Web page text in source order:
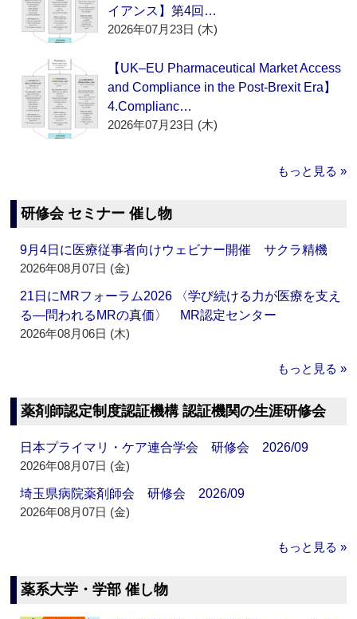
イアンス】第4回…
2026年07月23日 (木)
【UK–EU Pharmaceutical Market Access
and Compliance in the Post-Brexit Era】
4.Complianc…
2026年07月23日 (木)
もっと見る »
研修会 セミナー 催し物
9月4日に医療従事者向けウェビナー開催 サクラ精機
2026年08月07日 (金)
21日にMRフォーラム2026 〈学び続ける力が医療を支え
る―問われるMRの真価〉 MR認定センター
2026年08月06日 (木)
もっと見る »
薬剤師認定制度認証機構 認証機関の生涯研修会
日本プライマリ・ケア連合学会 研修会 2026/09
2026年08月07日 (金)
埼玉県病院薬剤師会 研修会 2026/09
2026年08月07日 (金)
もっと見る »
薬系大学・学部 催し物